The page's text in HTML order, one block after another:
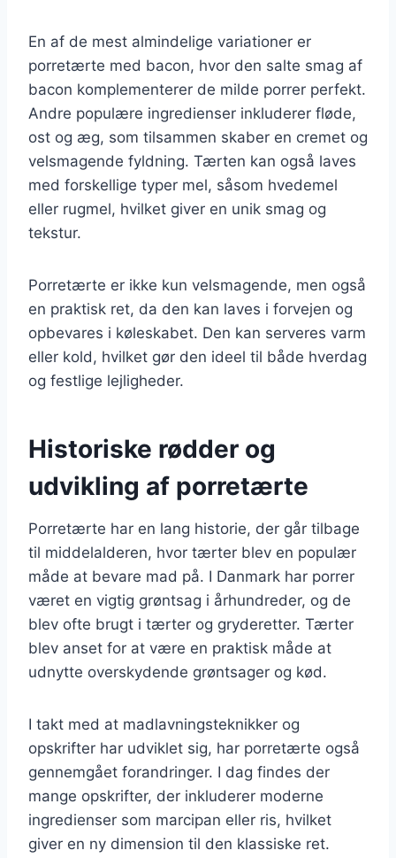
En af de mest almindelige variationer er
porretærte med bacon, hvor den salte smag af
bacon komplementerer de milde porrer perfekt.
Andre populære ingredienser inkluderer fløde,
ost og æg, som tilsammen skaber en cremet og
velsmagende fyldning. Tærten kan også laves
med forskellige typer mel, såsom hvedemel
eller rugmel, hvilket giver en unik smag og
tekstur.
Porretærte er ikke kun velsmagende, men også
en praktisk ret, da den kan laves i forvejen og
opbevares i køleskabet. Den kan serveres varm
eller kold, hvilket gør den ideel til både hverdag
og festlige lejligheder.
Historiske rødder og
udvikling af porretærte
Porretærte har en lang historie, der går tilbage
til middelalderen, hvor tærter blev en populær
måde at bevare mad på. I Danmark har porrer
været en vigtig grøntsag i århundreder, og de
blev ofte brugt i tærter og gryderetter. Tærter
blev anset for at være en praktisk måde at
udnytte overskydende grøntsager og kød.
I takt med at madlavningsteknikker og
opskrifter har udviklet sig, har porretærte også
gennemgået forandringer. I dag findes der
mange opskrifter, der inkluderer moderne
ingredienser som marcipan eller ris, hvilket
giver en ny dimension til den klassiske ret.